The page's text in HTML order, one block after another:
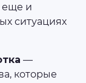
еще и
ситуациях
—
которые